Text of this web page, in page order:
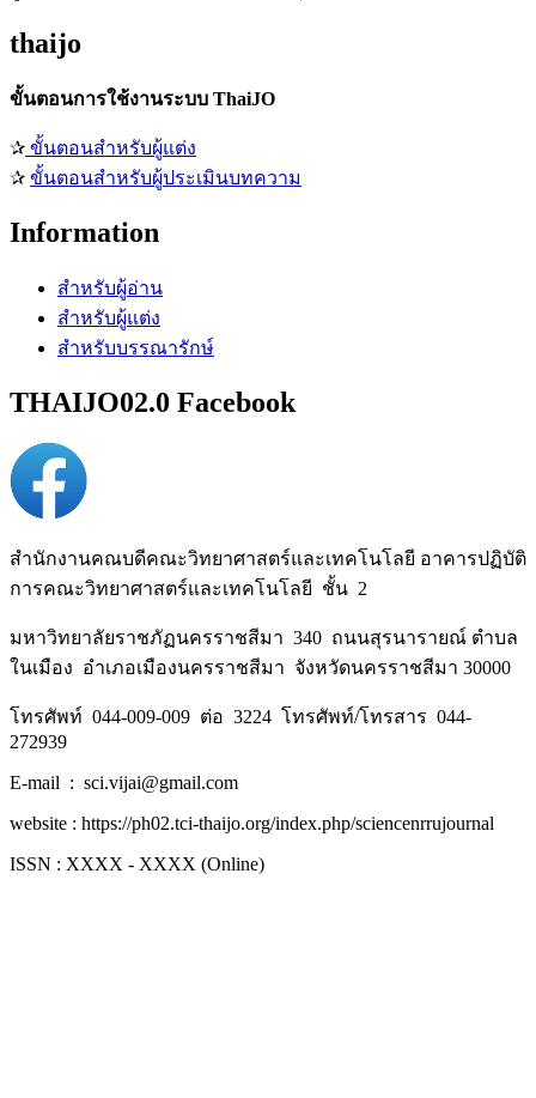
thaijo
ขั้นตอนการใช้งานระบบ ThaiJO
✰ ขั้นตอนสำหรับผู้แต่ง
✰ ขั้นตอนสำหรับผู้ประเมินบทความ
Information
สำหรับผู้อ่าน
สำหรับผู้แต่ง
สำหรับบรรณารักษ์
THAIJO02.0 Facebook
สำนักงานคณบดีคณะวิทยาศาสตร์และเทคโนโลยี อาคารปฏิบัติ
การคณะวิทยาศาสตร์และเทคโนโลยี ชั้น 2
มหาวิทยาลัยราชภัฏนครราชสีมา 340 ถนนสุรนารายณ์ ตำบล
ในเมือง อำเภอเมืองนครราชสีมา จังหวัดนครราชสีมา 30000
โทรศัพท์ 044-009-009 ต่อ 3224 โทรศัพท์/โทรสาร 044-
272939
E-mail : sci.vijai@gmail.com
website : https://ph02.tci-thaijo.org/index.php/sciencenrrujournal
ISSN : XXXX - XXXX (Online)